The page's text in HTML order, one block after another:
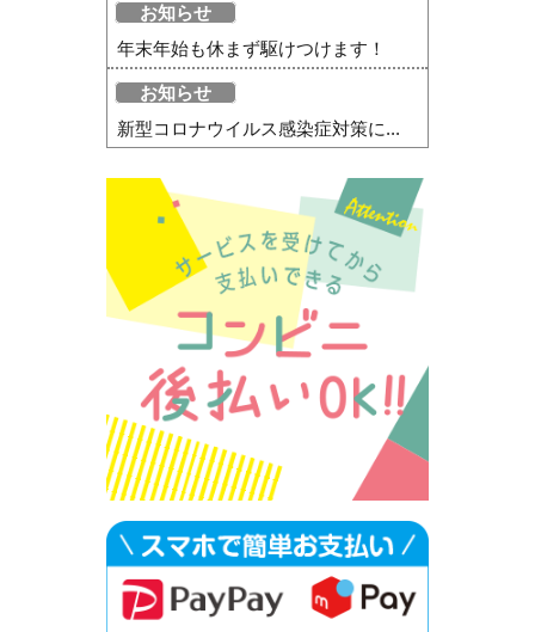
お知らせ
年末年始も休まず駆けつけます！
お知らせ
新型コロナウイルス感染症対策に...